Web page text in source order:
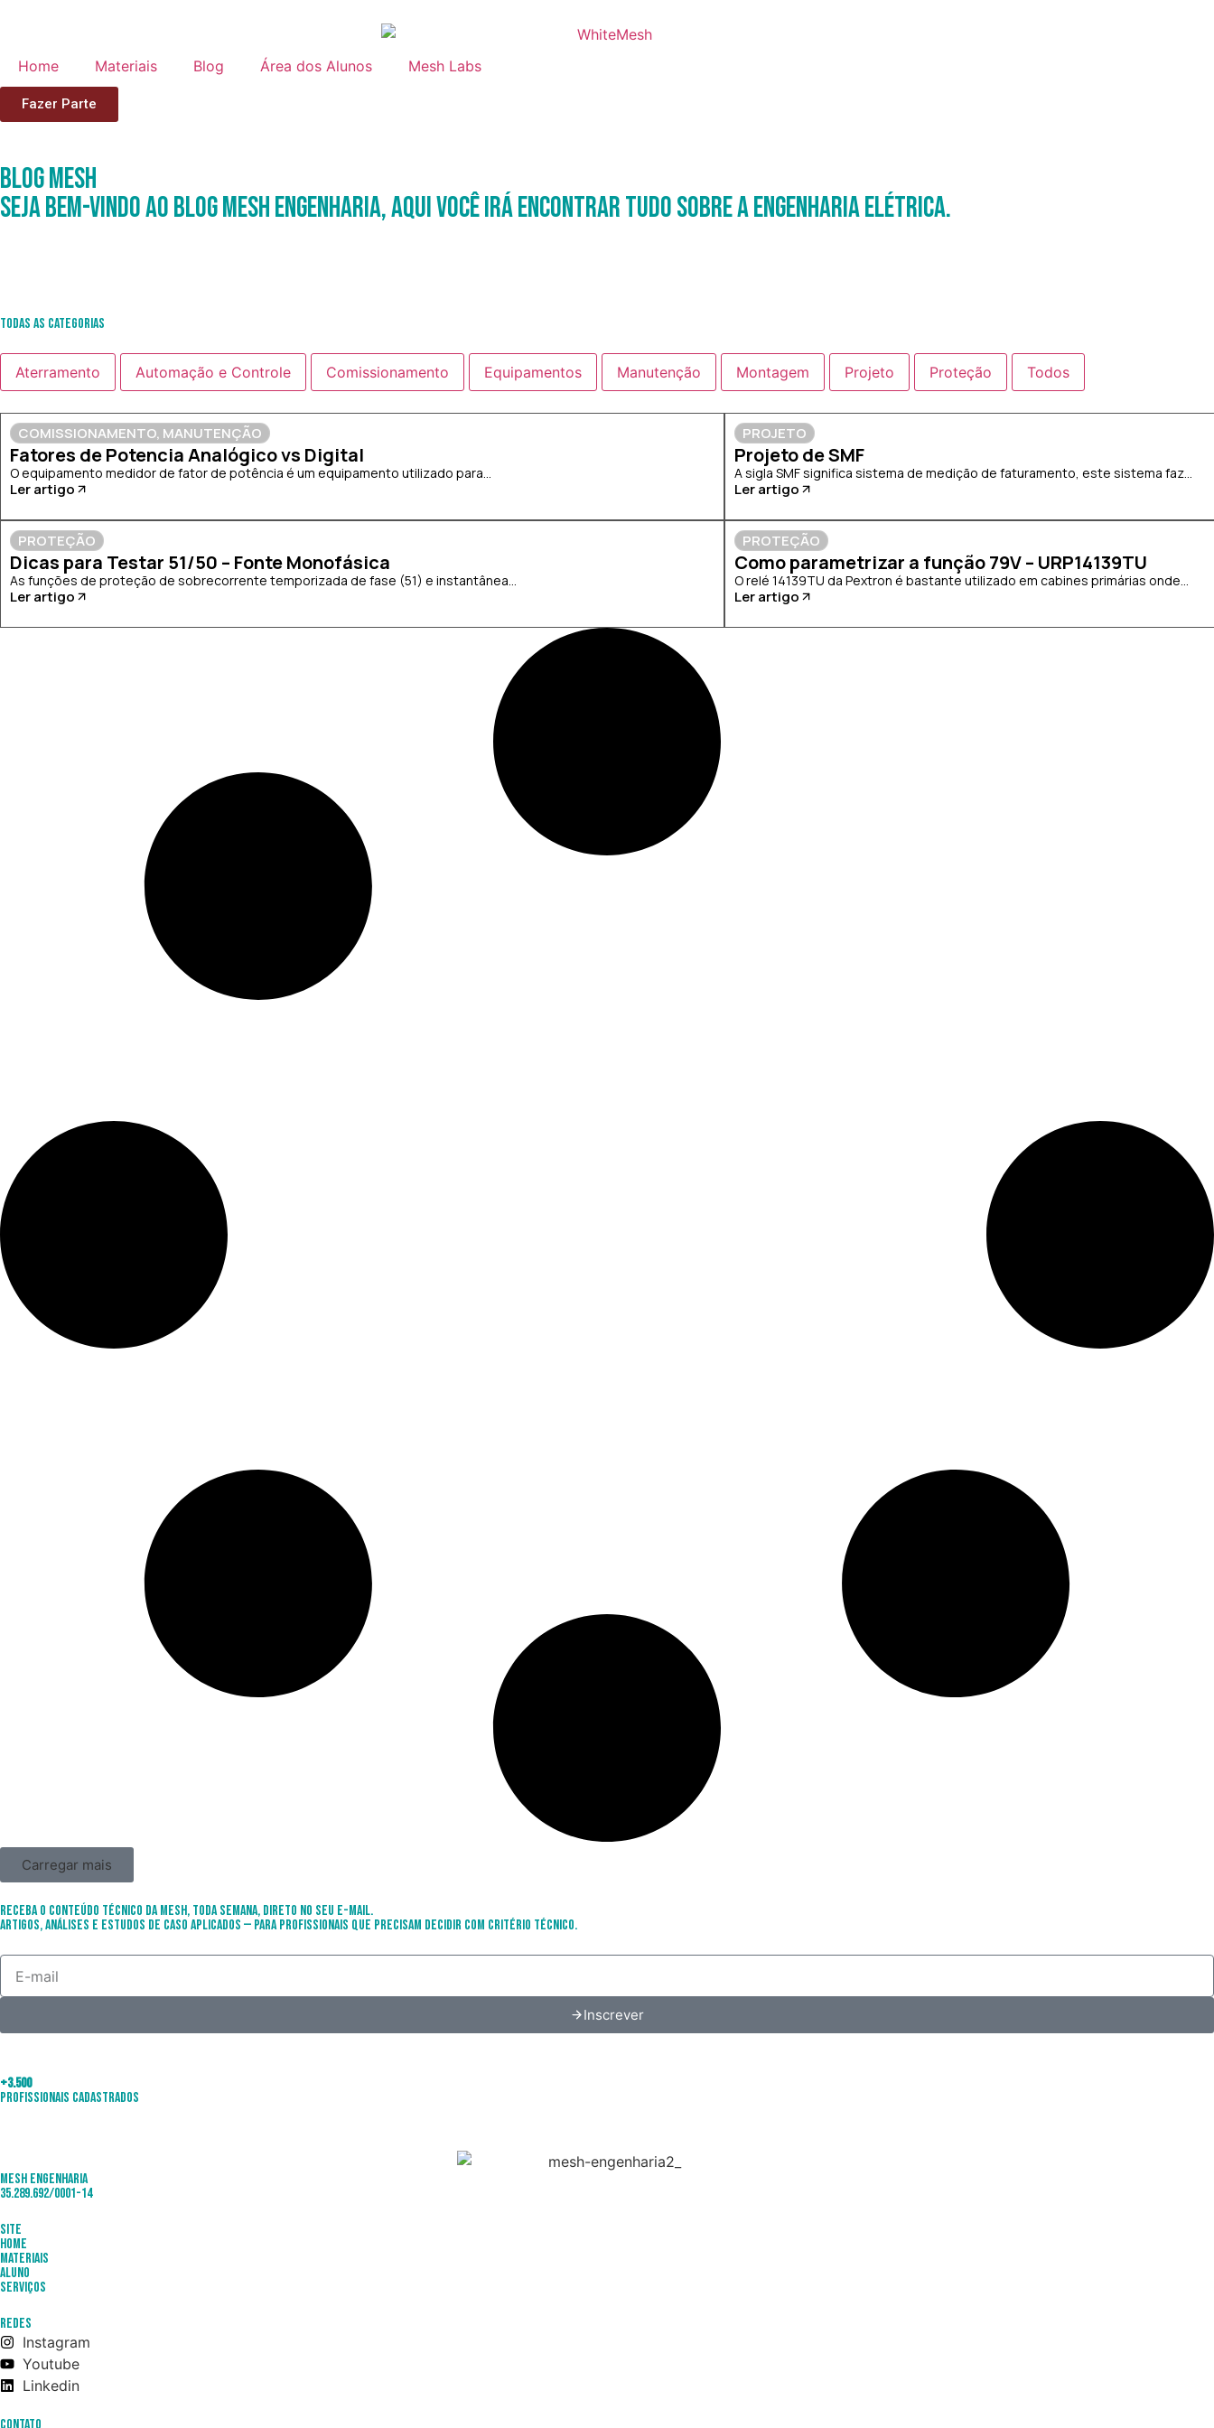
Home Materiais Blog Área dos Alunos Mesh Labs
Fazer Parte
BlogMesh
Seja Bem-Vindo ao Blog Mesh Engenharia, aqui você irá encontrar tudo sobre a Engenharia Elétrica.
Todas as Categorias
Aterramento Automação e Controle Comissionamento Equipamentos Manutenção Montagem Projeto Proteção Todos
COMISSIONAMENTO, MANUTENÇÃO
Fatores de Potencia Analógico vs Digital
O equipamento medidor de fator de potência é um equipamento utilizado para...
Ler artigo
PROJETO
Projeto de SMF
A sigla SMF significa sistema de medição de faturamento, este sistema faz...
Ler artigo
PROTEÇÃO
Dicas para Testar 51/50 – Fonte Monofásica
As funções de proteção de sobrecorrente temporizada de fase (51) e instantânea...
Ler artigo
PROTEÇÃO
Como parametrizar a função 79V – URP14139TU
O relé 14139TU da Pextron é bastante utilizado em cabines primárias onde...
Ler artigo
Carregar mais
Receba o conteúdo técnico da Mesh, toda semana, direto no seu e-mail.
Artigos, análises e estudos de caso aplicados — para profissionais que precisam decidir com critério técnico.
Inscrever
+3.500
Profissionais Cadastrados
Mesh Engenharia
35.289.692/0001-14
Site
Home
Materiais
Aluno
Serviços
Redes
Instagram
Youtube
Linkedin